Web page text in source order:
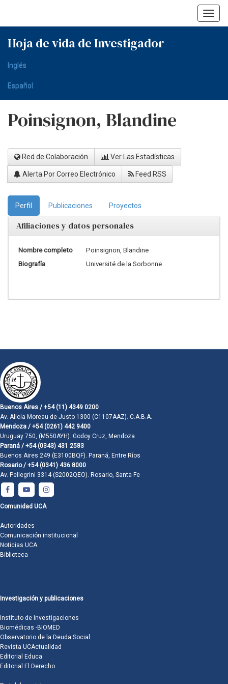
Hoja de vida de Investigador
Inglés
Español
Poinsignon, Blandine
Red de Colaboración Ver Las Estadísticas
Alerta Por Correo Electrónico Feed RSS
Perfil Publicaciones Proyectos
Afiliaciones y datos personales
Nombre completo
Poinsignon, Blandine
Biografía
Université de la Sorbonne
Buenos Aires / +54 (11) 4349 0200
Av. Alicia Moreau de Justo 1300 (C1107AAZ). C.A.B.A.
Mendoza / +54 (0261) 442 9400
Uruguay 750, (M550AYH). Godoy Cruz, Mendoza
Paraná / +54 (0343) 431 2583
Buenos Aires 249 (E3100BQF). Paraná, Entre Ríos
Rosario / +54 (0341) 436 8000
Av. Pellegrini 3314 (S2002QEO). Rosario, Santa Fe
Comunidad UCA
Autoridades
Comunicación institucional
Noticias UCA
Biblioteca
Investigación y publicaciones
Instituto de Investigaciones
Biomédicas -BIOMED
Observatorio de la Deuda Social
Revista UCActualidad
Editorial Educa
Editorial El Derecho